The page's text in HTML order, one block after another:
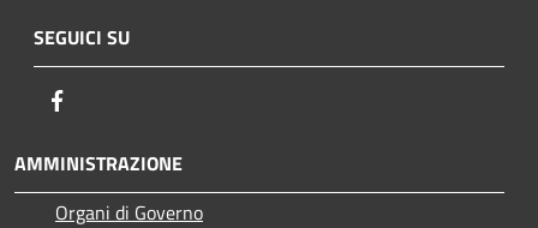
SEGUICI SU
AMMINISTRAZIONE
Organi di Governo